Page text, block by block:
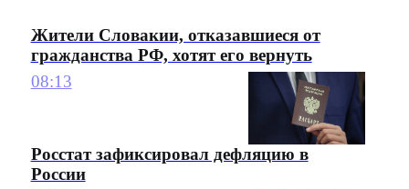
Жители Словакии, отказавшиеся от
гражданства РФ, хотят его вернуть
08:13
Росстат зафиксировал дефляцию в
России